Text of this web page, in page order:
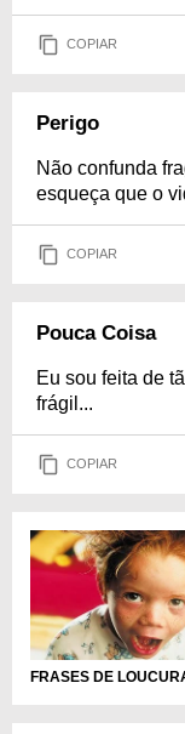
COPIAR
Perigo
Não confunda
esqueça que o
COPIAR
Pouca Coisa
Eu sou feita de
frágil...
COPIAR
FRASES DE